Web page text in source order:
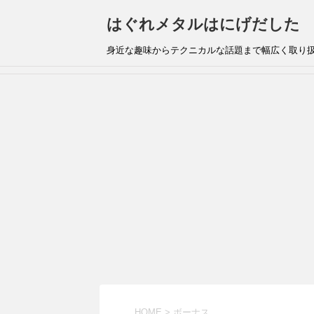
はぐれメタルはにげだした
身近な趣味からテクニカルな話題まで幅広く取り